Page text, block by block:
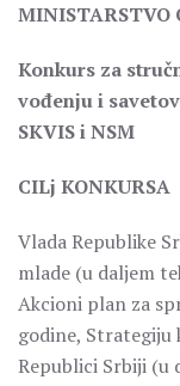
MINISTARSTVO
Konkurs za
vođenju i
SKVIS i NSM
CILj KONKURSA
Vlada Republike
mlade (u daljem
Akcioni plan za
godine, Strategiju
Republici Srbiji (u